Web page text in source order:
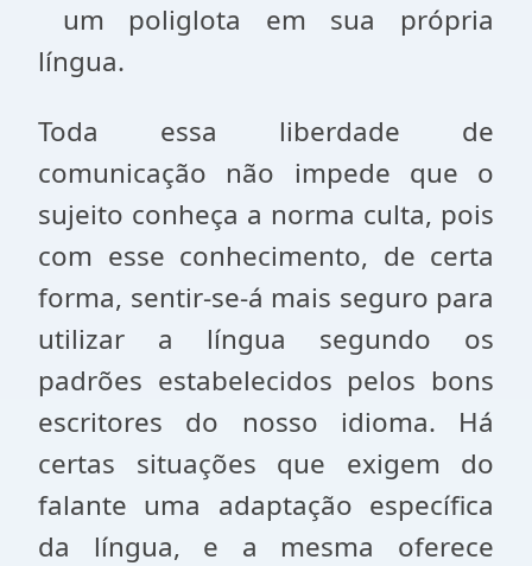
um poliglota em sua própria
língua.
Toda essa liberdade de
comunicação não impede que o
sujeito conheça a norma culta, pois
com esse conhecimento, de certa
forma, sentir-se-á mais seguro para
utilizar a língua segundo os
padrões estabelecidos pelos bons
escritores do nosso idioma. Há
certas situações que exigem do
falante uma adaptação específica
da língua, e a mesma oferece